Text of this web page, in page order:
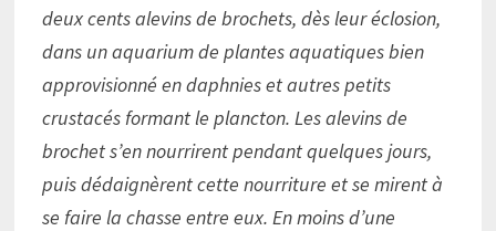
deux cents alevins de brochets, dès leur éclosion,
dans un aquarium de plantes aquatiques bien
approvisionné en daphnies et autres petits
crustacés formant le plancton. Les alevins de
brochet s’en nourrirent pendant quelques jours,
puis dédaignèrent cette nourriture et se mirent à
se faire la chasse entre eux. En moins d’une